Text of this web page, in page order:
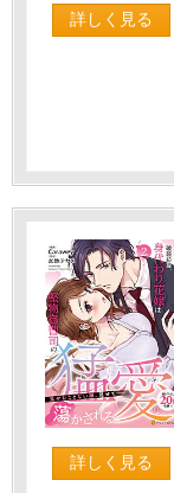
詳しく見る
詳しく見る